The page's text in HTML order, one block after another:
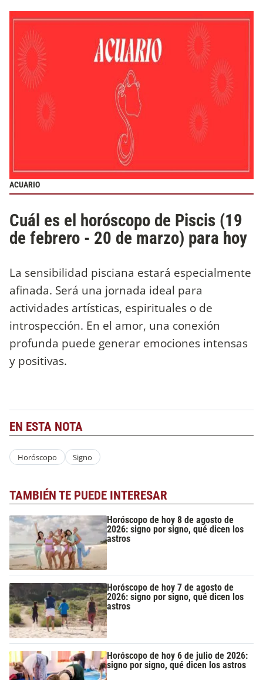
ACUARIO
Cuál es el horóscopo de Piscis (19
de febrero - 20 de marzo) para hoy
La sensibilidad pisciana estará especialmente
afinada. Será una jornada ideal para
actividades artísticas, espirituales o de
introspección. En el amor, una conexión
profunda puede generar emociones intensas
y positivas.
EN ESTA NOTA
Horóscopo Signo
TAMBIÉN TE PUEDE INTERESAR
Horóscopo de hoy 8 de agosto de
2026: signo por signo, qué dicen los
astros
Horóscopo de hoy 7 de agosto de
2026: signo por signo, qué dicen los
astros
Horóscopo de hoy 6 de julio de 2026:
signo por signo, qué dicen los astros